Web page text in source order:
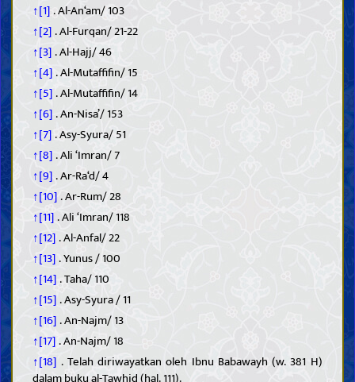
↑[1]. Al-An‘am/ 103
↑[2] . Al-Furqan/ 21-22
↑[3]. Al-Hajj/ 46
↑[4] . Al-Mutaffifin/ 15
↑[5]. Al-Mutaffifin/ 14
↑[6]. An-Nisa’/ 153
↑[7]. Asy-Syura/ 51
↑[8]. Ali ‘Imran/ 7
↑[9]. Ar-Ra‘d/ 4
↑[10]. Ar-Rum/ 28
↑[11] . Ali ‘Imran/ 118
↑[12] . Al-Anfal/ 22
↑[13]. Yunus / 100
↑[14] . Taha/ 110
↑[15] . Asy-Syura / 11
↑[16] . An-Najm/ 13
↑[17]. An-Najm/ 18
↑[18] . Telah diriwayatkan oleh Ibnu Babawayh (w. 381 H)